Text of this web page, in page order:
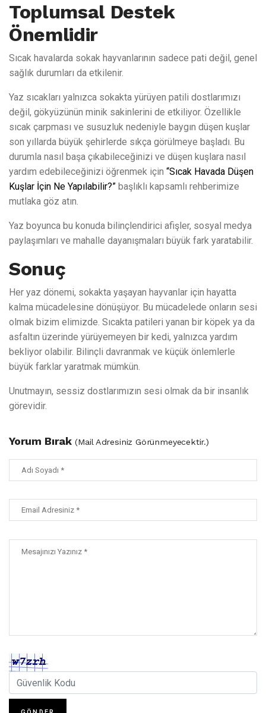
Toplumsal Destek
Önemlidir
Sıcak havalarda sokak hayvanlarının sadece pati değil, genel
sağlık durumları da etkilenir.
Yaz sıcakları yalnızca sokakta yürüyen patili dostlarımızı
değil, gökyüzünün minik sakinlerini de etkiliyor. Özellikle
sıcak çarpması ve susuzluk nedeniyle baygın düşen kuşlar
son yıllarda büyük şehirlerde sıkça görülmeye başladı. Bu
durumla nasıl başa çıkabileceğinizi ve düşen kuşlara nasıl
yardım edebileceğinizi öğrenmek için “Sıcak Havada Düşen
Kuşlar İçin Ne Yapılabilir?” başlıklı kapsamlı rehberimize
mutlaka göz atın.
Yaz boyunca bu konuda bilinçlendirici afişler, sosyal medya
paylaşımları ve mahalle dayanışmaları büyük fark yaratabilir.
Sonuç
Her yaz dönemi, sokakta yaşayan hayvanlar için hayatta
kalma mücadelesine dönüşüyor. Bu mücadelede onların sesi
olmak bizim elimizde. Sıcakta patileri yanan bir köpek ya da
asfaltın üzerinde yürüyemeyen bir kedi, yalnızca yardım
bekliyor olabilir. Bilinçli davranmak ve küçük önlemlerle
büyük farklar yaratmak mümkün.
Unutmayın, sessiz dostlarımızın sesi olmak da bir insanlık
görevidir.
Yorum Bırak (Mail Adresiniz Görünmeyecektir.)